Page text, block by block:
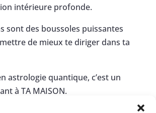
intérieure profonde.
sont des boussoles puissantes
de mieux te diriger dans ta
astrologie quantique, c’est un
à TA MAISON.